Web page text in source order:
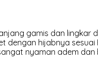
gamis dan lingkar
dengan hijabnya sesuai
nyaman adem